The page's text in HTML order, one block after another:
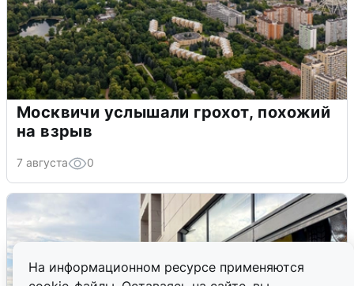
На информационном ресурсе применяются
Москвичи услышали грохот, похожий
на взрыв
7 августа 0